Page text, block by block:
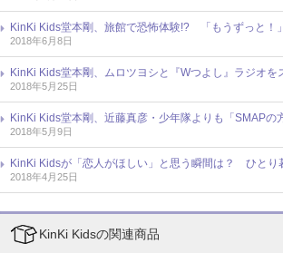
KinKi Kids堂本剛、旅館で恐怖体験!? 「もうずっと！
2018年6月8日
KinKi Kids堂本剛、ムロツヨシと『Wつよし』ラジオ
2018年5月25日
KinKi Kids堂本剛、近藤真彦・少年隊よりも「SMAPの
2018年5月9日
KinKi Kidsが「恋人がほしい」と思う瞬間は？ ひとり
2018年4月25日
KinKi Kidsの関連商品